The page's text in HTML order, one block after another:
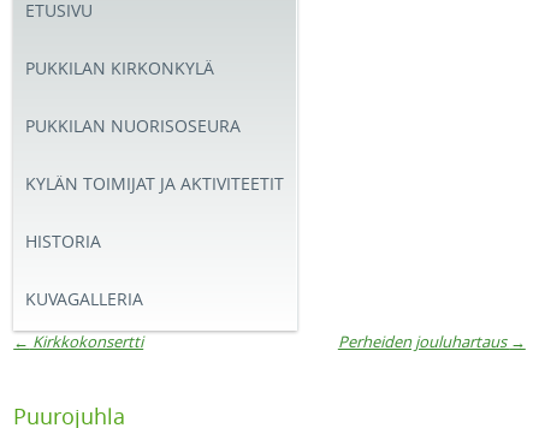
ETUSIVU
PUKKILAN KIRKONKYLÄ
PUKKILAN NUORISOSEURA
KYLÄN TOIMIJAT JA AKTIVITEETIT
HISTORIA
KUVAGALLERIA
← Kirkkokonsertti Perheiden jouluhartaus →
Puurojuhla